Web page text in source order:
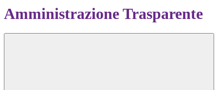
Amministrazione Trasparente